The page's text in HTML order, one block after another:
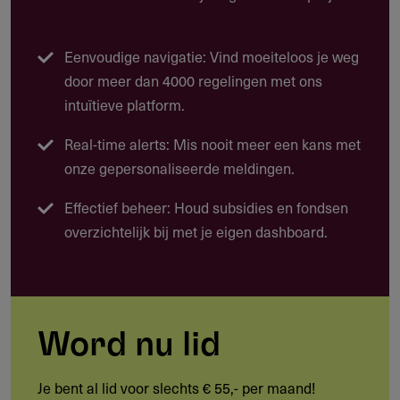
Sub-Sahara Afrika krijgen steun als ze lokaal
Mogelijke projecten
postconflictgebieden
Programma’s voor vroegschoolse educatie met sociaal-
emotionele leerdoelen
Leiderschapsopleidingen in internationale context
Start-up financiering voor sociaal ondernemerschap in
Voorbeelden van succesvolle projecten
Eenvoudige navigatie: Vind moeiteloos je weg
door meer dan 4000 regelingen met ons
intuïtieve platform.
Real-time alerts: Mis nooit meer een kans met
onze gepersonaliseerde meldingen.
Effectief beheer: Houd subsidies en fondsen
overzichtelijk bij met je eigen dashboard.
Word nu lid
Je bent al lid voor slechts € 55,- per maand!